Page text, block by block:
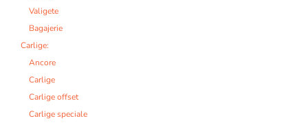
Valigete
Bagajerie
Carlige:
Ancore
Carlige
Carlige offset
Carlige speciale